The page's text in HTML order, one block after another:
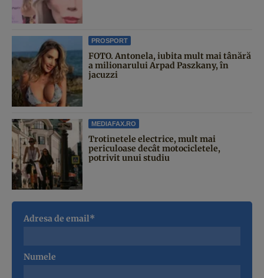
PROSPORT
FOTO. Antonela, iubita mult mai tânără
a milionarului Arpad Paszkany, în
jacuzzi
MEDIAFAX.RO
Trotinetele electrice, mult mai
periculoase decât motocicletele,
potrivit unui studiu
Adresa de email*
Numele